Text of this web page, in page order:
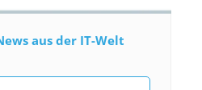
aus der IT-Welt